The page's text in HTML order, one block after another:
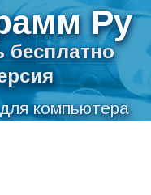
Ру
бесплатно
компьютера
на русском